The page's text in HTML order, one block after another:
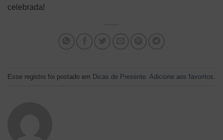
celebrada!
Esse registro foi postado em Dicas de Presente Adicione aos favoritos